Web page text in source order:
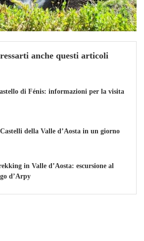
anche questi articoli
di Fénis: informazioni per la visita
della Valle d’Aosta in un giorno
in Valle d’Aosta: escursione al
d’Arpy